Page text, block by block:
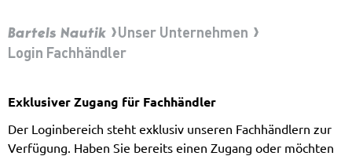
Bartels Nautik
Unser Unternehmen
Login Fachhändler
Exklusiver Zugang für Fachhändler
Der Loginbereich steht exklusiv unseren Fachhändlern zur
Verfügung. Haben Sie bereits einen Zugang oder möchten